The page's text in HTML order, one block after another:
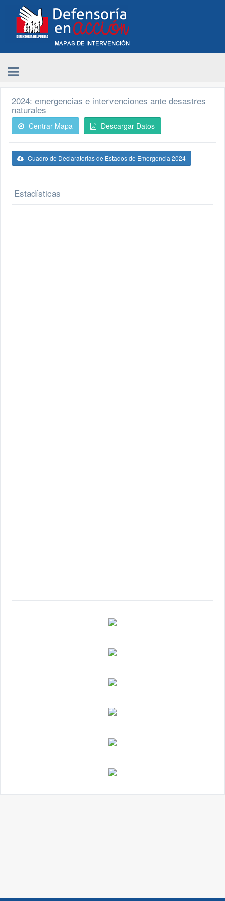
2024: emergencias e intervenciones ante desastres
naturales
Centrar Mapa Descargar Datos
Cuadro de Declaratorias de Estados de Emergencia 2024
Estadísticas